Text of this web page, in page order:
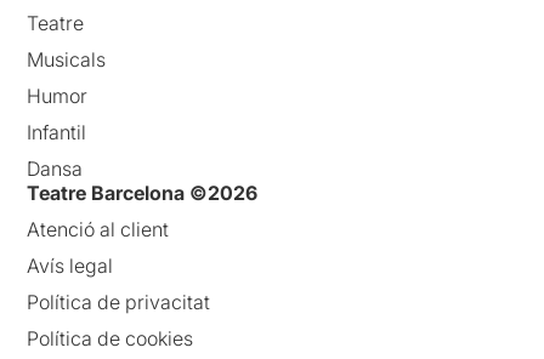
Teatre
Musicals
Humor
Infantil
Dansa
Teatre Barcelona ©2026
Atenció al client
Avís legal
Política de privacitat
Política de cookies